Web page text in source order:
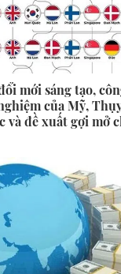
mới sáng tạo,
của Mỹ,
và đề xuất gợi mở